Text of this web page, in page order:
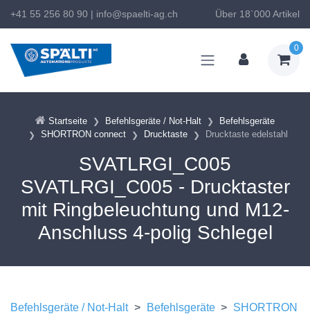
+41 55 256 80 90 | info@spaelti-ag.ch Über 18`000 Artikel
0
Startseite Befehlsgeräte / Not-Halt
Befehlsgeräte
SHORTRON connect
Drucktaste Drucktaste edelstahl
SVATLRGI_C005
SVATLRGI_C005 - Drucktaster
mit Ringbeleuchtung und M12-
Anschluss 4-polig Schlegel
Befehlsgeräte / Not-Halt > Befehlsgeräte > SHORTRON